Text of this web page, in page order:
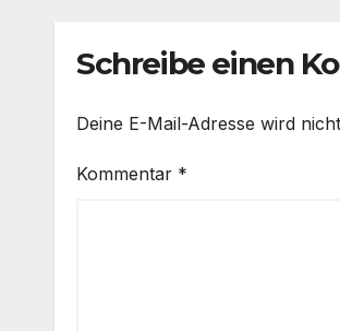
Stolzenau!
Schreibe einen
Deine E-Mail-Adresse wird
Kommentar *